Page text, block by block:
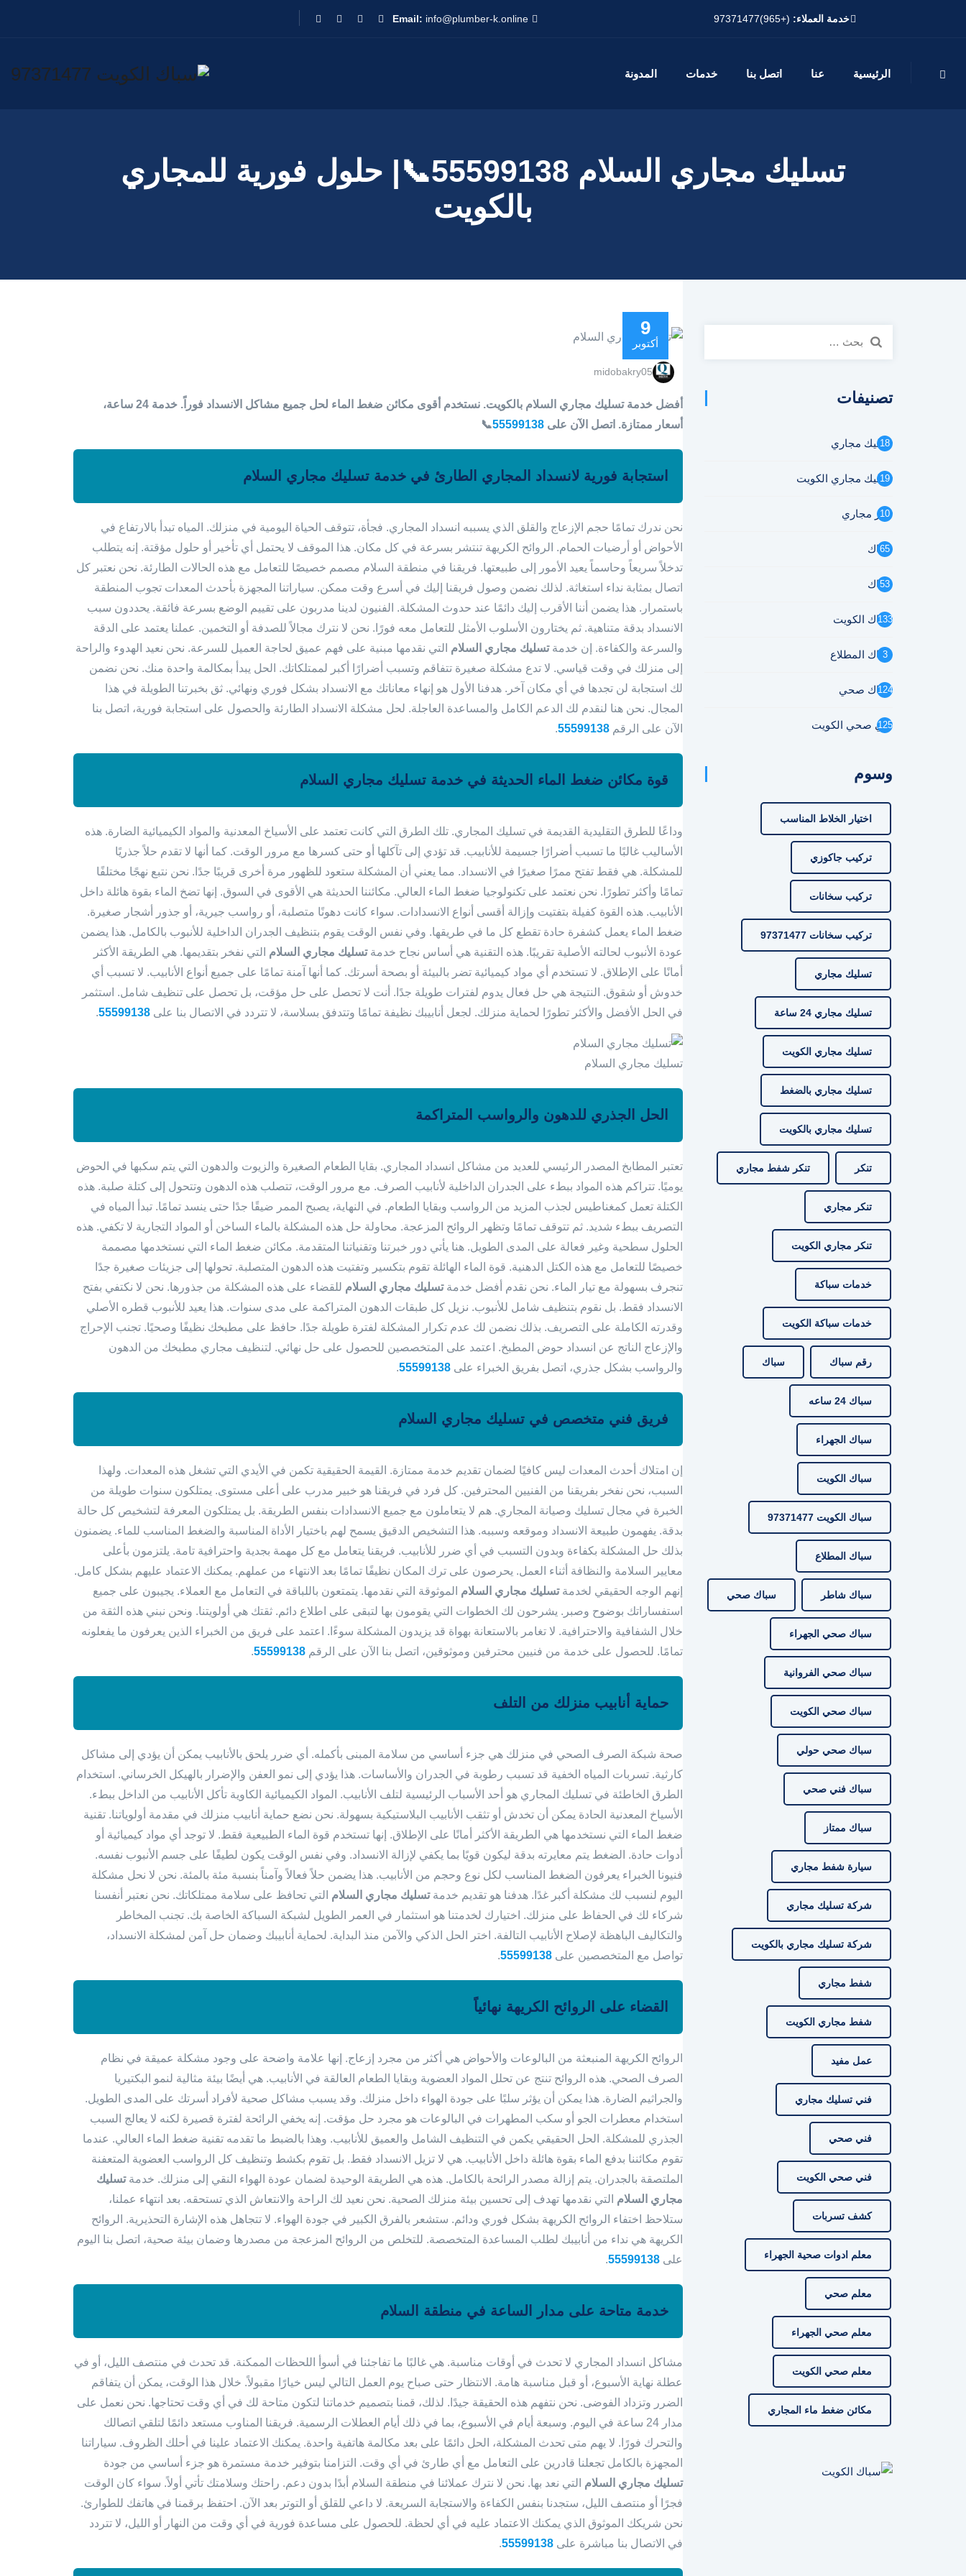
خدمة العملاء: (+965)97371477
Email: info@plumber-k.online
الرئيسية عنا اتصل بنا خدمات المدونة
تسليك مجاري السلام 55599138📞| حلول فورية للمجاري
بالكويت
9
أكتوبر
midobakry05
أفضل خدمة تسليك مجاري السلام بالكويت. نستخدم أقوى مكائن ضغط الماء لحل جميع مشاكل الانسداد فوراً. خدمة 24 ساعة،
أسعار ممتازة. اتصل الآن على55599138
📞
استجابة فورية لانسداد المجاري الطارئ في خدمة تسليك مجاري السلام
نحن ندرك تمامًا حجم الإزعاج والقلق الذي يسببه انسداد المجاري. فجأة، تتوقف الحياة اليومية في منزلك. المياه تبدأ بالارتفاع في
الأحواض أو أرضيات الحمام. الروائح الكريهة تنتشر بسرعة في كل مكان. هذا الموقف لا يحتمل أي تأخير أو حلول مؤقتة. إنه يتطلب
تدخلاً سريعاً وحاسماً يعيد الأمور إلى طبيعتها. فريقنا في منطقة السلام مصمم خصيصًا للتعامل مع هذه الحالات الطارئة. نحن نعتبر كل
اتصال بمثابة نداء استغاثة. لذلك نضمن وصول فريقنا إليك في أسرع وقت ممكن. سياراتنا المجهزة بأحدث المعدات تجوب المنطقة
باستمرار. هذا يضمن أننا الأقرب إليك دائمًا عند حدوث المشكلة. الفنيون لدينا مدربون على تقييم الوضع بسرعة فائقة. يحددون سبب
الانسداد بدقة متناهية. ثم يختارون الأسلوب الأمثل للتعامل معه فورًا. نحن لا نترك مجالاً للصدفة أو التخمين. عملنا يعتمد على الدقة
والسرعة والكفاءة. إن خدمةتسليك مجاري السلام التي نقدمها مبنية على فهم عميق لحاجة العميل للسرعة. نحن نعيد الهدوء والراحة
إلى منزلك في وقت قياسي. لا تدع مشكلة صغيرة تتفاقم وتسبب أضرارًا أكبر لممتلكاتك. الحل يبدأ بمكالمة واحدة منك. نحن نضمن
لك استجابة لن تجدها في أي مكان آخر. هدفنا الأول هو إنهاء معاناتك مع الانسداد بشكل فوري ونهائي. ثق بخبرتنا الطويلة في هذا
المجال. نحن هنا لنقدم لك الدعم الكامل والمساعدة العاجلة. لحل مشكلة الانسداد الطارئة والحصول على استجابة فورية، اتصل بنا
الآن على الرقم55599138
.
قوة مكائن ضغط الماء الحديثة في خدمة تسليك مجاري السلام
وداعًا للطرق التقليدية القديمة في تسليك المجاري. تلك الطرق التي كانت تعتمد على الأسياخ المعدنية والمواد الكيميائية الضارة. هذه
الأساليب غالبًا ما تسبب أضرارًا جسيمة للأنابيب. قد تؤدي إلى تآكلها أو حتى كسرها مع مرور الوقت. كما أنها لا تقدم حلاً جذريًا
للمشكلة. هي فقط تفتح ممرًا صغيرًا في الانسداد. مما يعني أن المشكلة ستعود للظهور مرة أخرى قريبًا جدًا. نحن نتبع نهجًا مختلفًا
تمامًا وأكثر تطورًا. نحن نعتمد على تكنولوجيا ضغط الماء العالي. مكائننا الحديثة هي الأقوى في السوق. إنها تضخ الماء بقوة هائلة داخل
الأنابيب. هذه القوة كفيلة بتفتيت وإزالة أقسى أنواع الانسدادات. سواء كانت دهونًا متصلبة، أو رواسب جيرية، أو جذور أشجار صغيرة.
ضغط الماء يعمل كشفرة حادة تقطع كل ما في طريقها. وفي نفس الوقت يقوم بتنظيف الجدران الداخلية للأنبوب بالكامل. هذا يضمن
عودة الأنبوب لحالته الأصلية تقريبًا. هذه التقنية هي أساس نجاح خدمةتسليك مجاري السلام التي نفخر بتقديمها. هي الطريقة الأكثر
أمانًا على الإطلاق. لا تستخدم أي مواد كيميائية تضر بالبيئة أو بصحة أسرتك. كما أنها آمنة تمامًا على جميع أنواع الأنابيب. لا تسبب أي
خدوش أو شقوق. النتيجة هي حل فعال يدوم لفترات طويلة جدًا. أنت لا تحصل على حل مؤقت، بل تحصل على تنظيف شامل. استثمر
في الحل الأفضل والأكثر تطورًا لحماية منزلك. لجعل أنابيبك نظيفة تمامًا وتتدفق بسلاسة، لا تتردد في الاتصال بنا على55599138
.
تسليك مجاري السلام
الحل الجذري للدهون والرواسب المتراكمة
تعتبر المطابخ المصدر الرئيسي للعديد من مشاكل انسداد المجاري. بقايا الطعام الصغيرة والزيوت والدهون التي يتم سكبها في الحوض
يوميًا. تتراكم هذه المواد ببطء على الجدران الداخلية لأنابيب الصرف. مع مرور الوقت، تتصلب هذه الدهون وتتحول إلى كتلة صلبة. هذه
الكتلة تعمل كمغناطيس لجذب المزيد من الرواسب وبقايا الطعام. في النهاية، يصبح الممر ضيقًا جدًا حتى ينسد تمامًا. تبدأ المياه في
التصريف ببطء شديد. ثم تتوقف تمامًا وتظهر الروائح المزعجة. محاولة حل هذه المشكلة بالماء الساخن أو المواد التجارية لا تكفي. هذه
الحلول سطحية وغير فعالة على المدى الطويل. هنا يأتي دور خبرتنا وتقنياتنا المتقدمة. مكائن ضغط الماء التي نستخدمها مصممة
خصيصًا للتعامل مع هذه الكتل الدهنية. قوة الماء الهائلة تقوم بتكسير وتفتيت هذه الدهون المتصلبة. تحولها إلى جزيئات صغيرة جدًا
تنجرف بسهولة مع تيار الماء. نحن نقدم أفضل خدمةتسليك مجاري السلام للقضاء على هذه المشكلة من جذورها. نحن لا نكتفي بفتح
الانسداد فقط. بل نقوم بتنظيف شامل للأنبوب. نزيل كل طبقات الدهون المتراكمة على مدى سنوات. هذا يعيد للأنبوب قطره الأصلي
وقدرته الكاملة على التصريف. بذلك نضمن لك عدم تكرار المشكلة لفترة طويلة جدًا. حافظ على مطبخك نظيفًا وصحيًا. تجنب الإحراج
والإزعاج الناتج عن انسداد حوض المطبخ. اعتمد على المتخصصين للحصول على حل نهائي. لتنظيف مجاري مطبخك من الدهون
والرواسب بشكل جذري، اتصل بفريق الخبراء على55599138
.
فريق فني متخصص في تسليك مجاري السلام
إن امتلاك أحدث المعدات ليس كافيًا لضمان تقديم خدمة ممتازة. القيمة الحقيقية تكمن في الأيدي التي تشغل هذه المعدات. ولهذا
السبب، نحن نفخر بفريقنا من الفنيين المحترفين. كل فرد في فريقنا هو خبير مدرب على أعلى مستوى. يمتلكون سنوات طويلة من
الخبرة في مجال تسليك وصيانة المجاري. هم لا يتعاملون مع جميع الانسدادات بنفس الطريقة. بل يمتلكون المعرفة لتشخيص كل حالة
بدقة. يفهمون طبيعة الانسداد وموقعه وسببه. هذا التشخيص الدقيق يسمح لهم باختيار الأداة المناسبة والضغط المناسب للماء. يضمنون
بذلك حل المشكلة بكفاءة وبدون التسبب في أي ضرر للأنابيب. فريقنا يتعامل مع كل مهمة بجدية واحترافية تامة. يلتزمون بأعلى
معايير السلامة والنظافة أثناء العمل. يحرصون على ترك المكان نظيفًا تمامًا بعد الانتهاء من عملهم. يمكنك الاعتماد عليهم بشكل كامل.
إنهم الوجه الحقيقي لخدمةتسليك مجاري السلام الموثوقة التي نقدمها. يتمتعون باللباقة في التعامل مع العملاء. يجيبون على جميع
استفساراتك بوضوح وصبر. يشرحون لك الخطوات التي يقومون بها لتبقى على اطلاع دائم. ثقتك هي أولويتنا. ونحن نبني هذه الثقة من
خلال الشفافية والاحترافية. لا تغامر بالاستعانة بهواة قد يزيدون المشكلة سوءًا. اعتمد على فريق من الخبراء الذين يعرفون ما يفعلونه
تمامًا. للحصول على خدمة من فنيين محترفين وموثوقين، اتصل بنا الآن على الرقم55599138
.
حماية أنابيب منزلك من التلف
صحة شبكة الصرف الصحي في منزلك هي جزء أساسي من سلامة المبنى بأكمله. أي ضرر يلحق بالأنابيب يمكن أن يؤدي إلى مشاكل
كارثية. تسربات المياه الخفية قد تسبب رطوبة في الجدران والأساسات. هذا يؤدي إلى نمو العفن والإضرار بالهيكل الخرساني. استخدام
الطرق الخاطئة في تسليك المجاري هو أحد الأسباب الرئيسية لتلف الأنابيب. المواد الكيميائية الكاوية تأكل الأنابيب من الداخل ببطء.
الأسياخ المعدنية الحادة يمكن أن تخدش أو تثقب الأنابيب البلاستيكية بسهولة. نحن نضع حماية أنابيب منزلك في مقدمة أولوياتنا. تقنية
ضغط الماء التي نستخدمها هي الطريقة الأكثر أمانًا على الإطلاق. إنها تستخدم قوة الماء الطبيعية فقط. لا توجد أي مواد كيميائية أو
أدوات حادة. الضغط يتم معايرته بدقة ليكون قويًا بما يكفي لإزالة الانسداد. وفي نفس الوقت يكون لطيفًا على جسم الأنبوب نفسه.
فنيونا الخبراء يعرفون الضغط المناسب لكل نوع وحجم من الأنابيب. هذا يضمن حلاً فعالاً وآمناً بنسبة مئة بالمئة. نحن لا نحل مشكلة
اليوم لنسبب لك مشكلة أكبر غدًا. هدفنا هو تقديم خدمةتسليك مجاري السلام التي تحافظ على سلامة ممتلكاتك. نحن نعتبر أنفسنا
شركاء لك في الحفاظ على منزلك. اختيارك لخدمتنا هو استثمار في العمر الطويل لشبكة السباكة الخاصة بك. تجنب المخاطر
والتكاليف الباهظة لإصلاح الأنابيب التالفة. اختر الحل الذكي والآمن منذ البداية. لحماية أنابيبك وضمان حل آمن لمشكلة الانسداد،
تواصل مع المتخصصين على55599138
.
القضاء على الروائح الكريهة نهائياً
الروائح الكريهة المنبعثة من البالوعات والأحواض هي أكثر من مجرد إزعاج. إنها علامة واضحة على وجود مشكلة عميقة في نظام
الصرف الصحي. هذه الروائح تنتج عن تحلل المواد العضوية وبقايا الطعام العالقة في الأنابيب. هي أيضًا بيئة مثالية لنمو البكتيريا
والجراثيم الضارة. هذا يمكن أن يؤثر سلبًا على جودة الهواء داخل منزلك. وقد يسبب مشاكل صحية لأفراد أسرتك على المدى الطويل.
استخدام معطرات الجو أو سكب المطهرات في البالوعات هو مجرد حل مؤقت. إنه يخفي الرائحة لفترة قصيرة لكنه لا يعالج السبب
الجذري للمشكلة. الحل الحقيقي يكمن في التنظيف الشامل والعميق للأنابيب. وهذا بالضبط ما تقدمه تقنية ضغط الماء العالي. عندما
تقوم مكائننا بدفع الماء بقوة هائلة داخل الأنابيب. هي لا تزيل الانسداد فقط. بل تقوم بكشط وتنظيف كل الرواسب العضوية المتعفنة
الملتصقة بالجدران. يتم إزالة مصدر الرائحة بالكامل. هذه هي الطريقة الوحيدة لضمان عودة الهواء النقي إلى منزلك. خدمةتسليك
مجاري السلام التي نقدمها تهدف إلى تحسين بيئة منزلك الصحية. نحن نعيد لك الراحة والانتعاش الذي تستحقه. بعد انتهاء عملنا،
ستلاحظ اختفاء الروائح الكريهة بشكل فوري ودائم. ستشعر بالفرق الكبير في جودة الهواء. لا تتجاهل هذه الإشارة التحذيرية. الروائح
الكريهة هي نداء من أنابيبك لطلب المساعدة المتخصصة. للتخلص من الروائح المزعجة من مصدرها وضمان بيئة صحية، اتصل بنا اليوم
على55599138
.
خدمة متاحة على مدار الساعة في منطقة السلام
مشاكل انسداد المجاري لا تحدث في أوقات مناسبة. هي غالبًا ما تفاجئنا في أسوأ اللحظات الممكنة. قد تحدث في منتصف الليل، أو في
عطلة نهاية الأسبوع، أو قبل مناسبة هامة. الانتظار حتى صباح يوم العمل التالي ليس خيارًا مقبولاً. خلال هذا الوقت، يمكن أن يتفاقم
الضرر وتزداد الفوضى. نحن نتفهم هذه الحقيقة جيدًا. لذلك، قمنا بتصميم خدماتنا لتكون متاحة لك في أي وقت تحتاجها. نحن نعمل على
مدار 24 ساعة في اليوم. وسبعة أيام في الأسبوع، بما في ذلك أيام العطلات الرسمية. فريقنا المناوب مستعد دائمًا لتلقي اتصالك
والتحرك فورًا. لا يهم متى تحدث المشكلة، الحل دائمًا على بعد مكالمة هاتفية واحدة. يمكنك الاعتماد علينا في أحلك الظروف. سياراتنا
المجهزة بالكامل تجعلنا قادرين على التعامل مع أي طارئ في أي وقت. التزامنا بتوفير خدمة مستمرة هو جزء أساسي من جودة
تسليك مجاري السلام التي نعد بها. نحن لا نترك عملائنا في منطقة السلام أبدًا بدون دعم. راحتك وسلامتك تأتي أولاً. سواء كان الوقت
فجرًا أو منتصف الليل، ستجدنا بنفس الكفاءة والاستجابة السريعة. لا داعي للقلق أو التوتر بعد الآن. احتفظ برقمنا في هاتفك للطوارئ.
نحن شريكك الموثوق الذي يمكنك الاعتماد عليه في أي لحظة. للحصول على مساعدة فورية في أي وقت من النهار أو الليل، لا تتردد
في الاتصال بنا مباشرة على55599138
.
البحث
تصنيفات
تسليك مجاري
18
تسليك مجاري الكويت
19
تنكر مجاري
10
سباك
65
سباك
53
سباك الكويت
133
سباك المطلاع
3
سباك صحي
124
فني صحي الكويت
125
وسوم
اختيار الخلاط المناسب
تركيب جاكوزي
تركيب سخانات
تركيب سخانات 97371477
تسليك مجاري
تسليك مجاري 24 ساعة
تسليك مجاري الكويت
تسليك مجاري بالضغط
تسليك مجاري بالكويت
تنكر تنكر شفط مجاري
تنكر مجاري
تنكر مجاري الكويت
خدمات سباكة
خدمات سباكة الكويت
رقم سباك سباك
سباك 24 ساعه
سباك الجهراء
سباك الكويت
سباك الكويت 97371477
سباك المطلاع
سباك شاطر سباك صحي
سباك صحي الجهراء
سباك صحي الفروانية
سباك صحي الكويت
سباك صحي حولي
سباك فني صحي
سباك ممتاز
سيارة شفط مجاري
شركة تسليك مجاري
شركة تسليك مجاري بالكويت
شفط مجاري
شفط مجاري الكويت
عمل مفيد
فني تسليك مجاري
فني صحي
فني صحي الكويت
كشف تسربات
معلم ادوات صحية الجهراء
معلم صحي
معلم صحي الجهراء
معلم صحي الكويت
مكائن ضغط ماء المجاري